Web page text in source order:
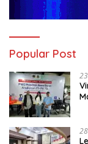
Popular Post